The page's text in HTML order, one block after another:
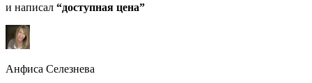
и написал “доступная цена”
Анфиса Селезнева